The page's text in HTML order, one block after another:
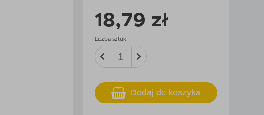
18,79 zł
Liczba sztuk
Dodaj do koszyka